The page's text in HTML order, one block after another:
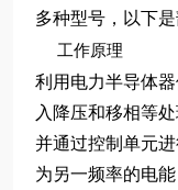
多种型号，以下
工作原理
利用电力半导体
入降压和移相等
并通过控制单元
为另一频率的电